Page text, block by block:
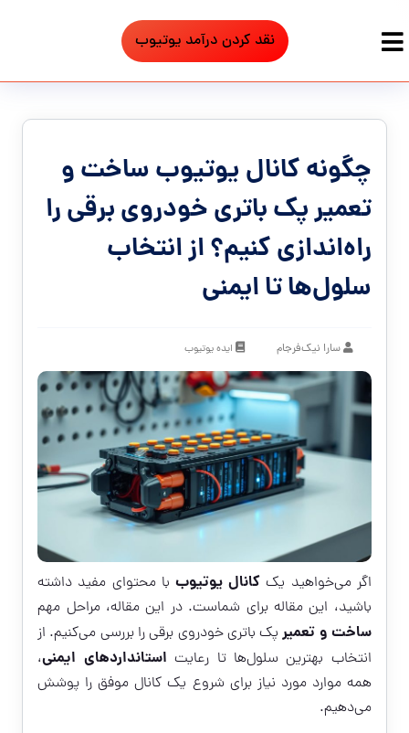
نقد کردن درآمد یوتیوب
چگونه کانال یوتیوب ساخت و
تعمیر پک باتری خودروی برقی را
راه‌اندازی کنیم؟ از انتخاب
سلول‌ها تا ایمنی
سارا نیک‌فرجام ایده یوتیوب
اگر می‌خواهید یک کانال یوتیوببا محتوای مفید داشته
باشید، این مقاله برای شماست. در این مقاله، مراحل مهم
ساخت و تعمیرپک باتری خودروی برقی را بررسی می‌کنیم. از
انتخاب بهترین سلول‌ها تا رعایت استانداردهای ایمنی،
همه موارد مورد نیاز برای شروع یک کانال موفق را پوشش
می‌دهیم.